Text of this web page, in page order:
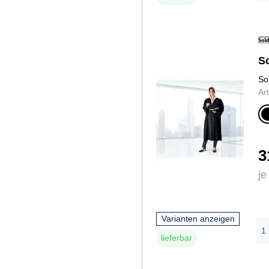
sc
z
Varianten anzeigen
lieferbar